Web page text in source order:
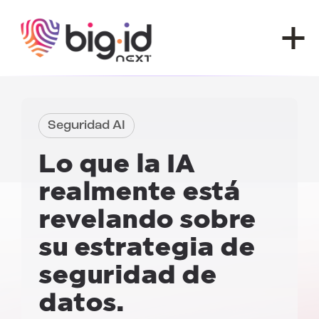
Seguridad AI
Lo que la IA
realmente está
revelando sobre
su estrategia de
seguridad de
datos.